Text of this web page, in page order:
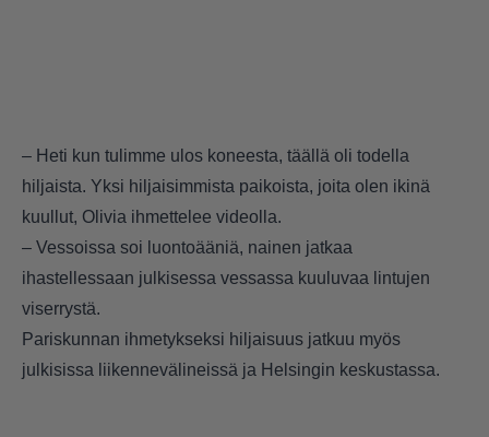
– Heti kun tulimme ulos koneesta, täällä oli todella
hiljaista. Yksi hiljaisimmista paikoista, joita olen ikinä
kuullut, Olivia ihmettelee videolla.
– Vessoissa soi luontoääniä, nainen jatkaa
ihastellessaan julkisessa vessassa kuuluvaa lintujen
viserrystä.
Pariskunnan ihmetykseksi hiljaisuus jatkuu myös
julkisissa liikennevälineissä ja Helsingin keskustassa.